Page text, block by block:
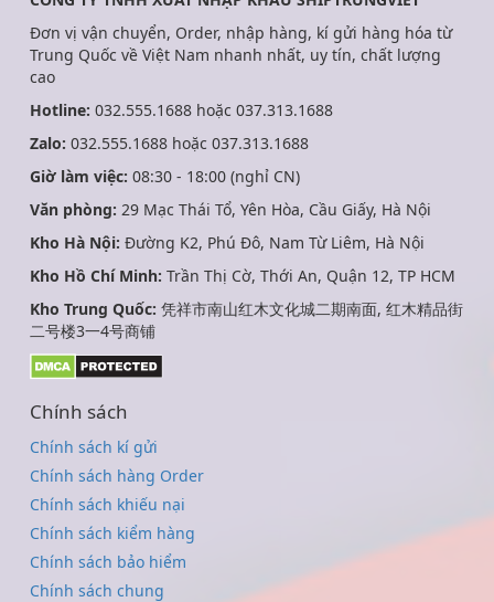
Đơn vị vận chuyển, Order, nhập hàng, kí gửi hàng hóa từ
Trung Quốc về Việt Nam nhanh nhất, uy tín, chất lượng
cao
Hotline: 032.555.1688 hoặc 037.313.1688
Zalo: 032.555.1688 hoặc 037.313.1688
Giờ làm việc: 08:30 - 18:00 (nghỉ CN)
Văn phòng: 29 Mạc Thái Tổ, Yên Hòa, Cầu Giấy, Hà Nội
Kho Hà Nội: Đường K2, Phú Đô, Nam Từ Liêm, Hà Nội
Kho Hồ Chí Minh: Trần Thị Cờ, Thới An, Quận 12, TP HCM
Kho Trung Quốc: 凭祥市南山红木文化城二期南面, 红木精品街
二号楼3一4号商铺
Chính sách
Chính sách kí gửi
Chính sách hàng Order
Chính sách khiếu nại
Chính sách kiểm hàng
Chính sách bảo hiểm
Chính sách chung